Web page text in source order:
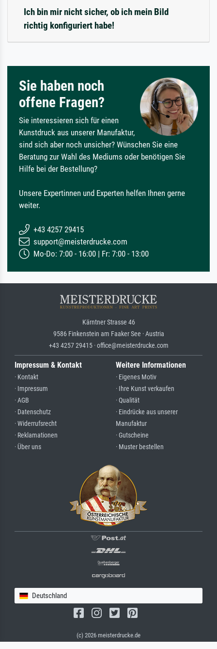
Ich bin mir nicht sicher, ob ich mein Bild
richtig konfiguriert habe!
Sie haben noch
offene Fragen?
Sie interessieren sich für einen
Kunstdruck aus unserer Manufaktur,
sind sich aber noch unsicher? Wünschen Sie eine
Beratung zur Wahl des Mediums oder benötigen Sie
Hilfe bei der Bestellung?
Unsere Expertinnen und Experten helfen Ihnen gerne
weiter.
+43 4257 29415
support@meisterdrucke.com
Mo-Do: 7:00 - 16:00 | Fr: 7:00 - 13:00
Kärntner Strasse 46
9586 Finkenstein am Faaker See · Austria
+43 4257 29415 · office@meisterdrucke.com
Impressum & Kontakt
· Kontakt
· Impressum
· AGB
· Datenschutz
· Widerrufsrecht
· Reklamationen
· Über uns
Weitere Informationen
· Eigenes Motiv
· Ihre Kunst verkaufen
· Qualität
· Eindrücke aus unserer
Manufaktur
· Gutscheine
· Muster bestellen
Deutschland
(c) 2026 meisterdrucke.de